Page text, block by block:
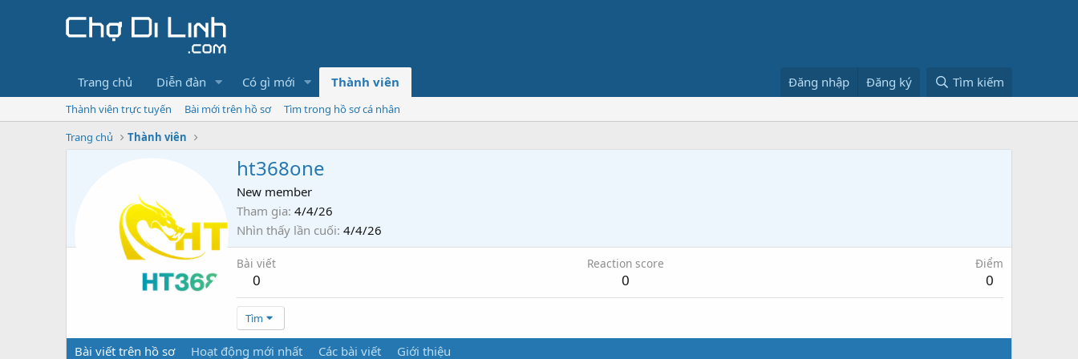
Trang chủ Diễn đàn Có gì mới Thành viên Đăng nhập Đăng ký Tìm kiếm
Thành viên trực tuyến Bài mới trên hồ sơ
Tìm trong hồ sơ cá nhân
Trang chủ
Thành viên
ht368one
New member
Tham gia 4/4/26
Nhìn thấy lần cuối 4/4/26
Bài viết
0
Reaction score
0
Điểm
0
Tìm
Bài viết trên hồ sơ Hoạt động mới nhất Các bài viết Giới thiệu